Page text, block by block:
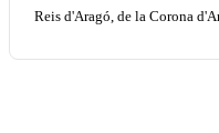
Reis d'Aragó, de la Corona